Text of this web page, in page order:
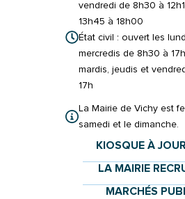
vendredi de 8h30 à
13h45 à 18h00
État civil : ouvert les
mercredis de 8h30 à
mardis, jeudis et
17h
La Mairie de Vichy est
samedi et le dimanche.
KIOSQUE À
LA MAIRIE
MARCHÉS